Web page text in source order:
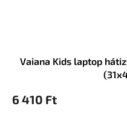
Vaiana Kids laptop
6 410 Ft